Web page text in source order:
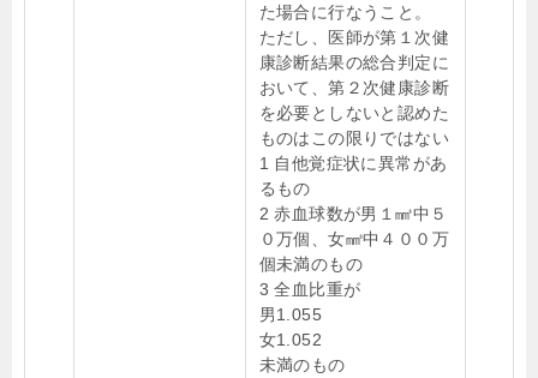
た場合に行なうこと。
ただし、医師が第１次健
康診断結果の総合判定に
おいて、第２次健康診断
を必要としないと認めた
ものはこの限りではない
1 自他覚症状に異常があ
るもの
2 赤血球数が男１㎣中５
０万個、女㎣中４００万
個未満のもの
3 全血比重が
男1.055
女1.052
未満のもの